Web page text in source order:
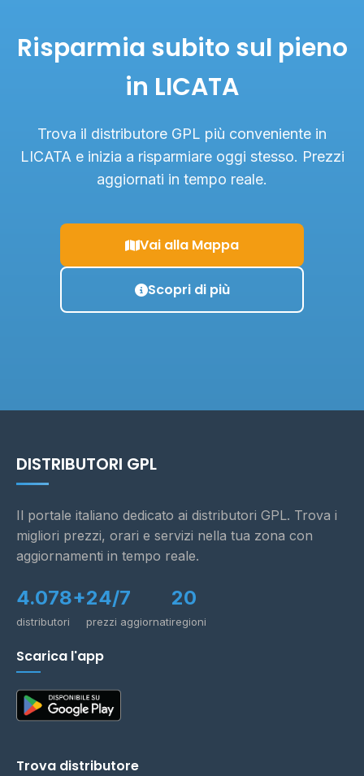
Risparmia subito sul pieno
in LICATA
Trova il distributore GPL più conveniente in
LICATA e inizia a risparmiare oggi stesso. Prezzi
aggiornati in tempo reale.
Vai alla Mappa
Scopri di più
DISTRIBUTORI GPL
Il portale italiano dedicato ai distributori GPL. Trova i
migliori prezzi, orari e servizi nella tua zona con
aggiornamenti in tempo reale.
4.078+
distributori
24/7
prezzi aggiornati
20
regioni
Scarica l'app
Trova distributore